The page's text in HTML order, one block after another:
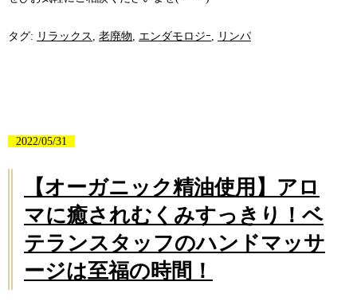
タグ: リラックス , 老廃物, エンダモロジｰ, リンパ
2022/05/31
【オーガニック精油使用】アロ
マに癒されむくみすっきり！ベ
テランスタッフのハンドマッサ
ージは至福の時間！